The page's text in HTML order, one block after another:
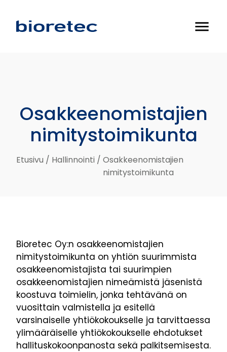
menu
Osakkeenomistajien
nimitystoimikunta
Etusivu / Hallinnointi / Osakkeenomistajien
nimitystoimikunta
Bioretec Oy:n osakkeenomistajien
nimitystoimikunta on yhtiön suurimmista
osakkeenomistajista tai suurimpien
osakkeenomistajien nimeämistä jäsenistä
koostuva toimielin, jonka tehtävänä on
vuosittain valmistella ja esitellä
varsinaiselle yhtiökokoukselle ja tarvittaessa
ylimääräiselle yhtiökokoukselle ehdotukset
hallituskokoonpanosta sekä palkitsemisesta.